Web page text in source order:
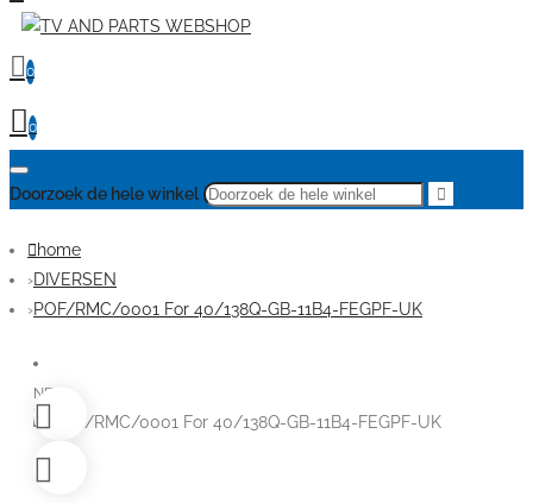
0
0
Doorzoek de hele winkel
home
DIVERSEN
POF/RMC/0001 For 40/138Q-GB-11B4-FEGPF-UK
NEW